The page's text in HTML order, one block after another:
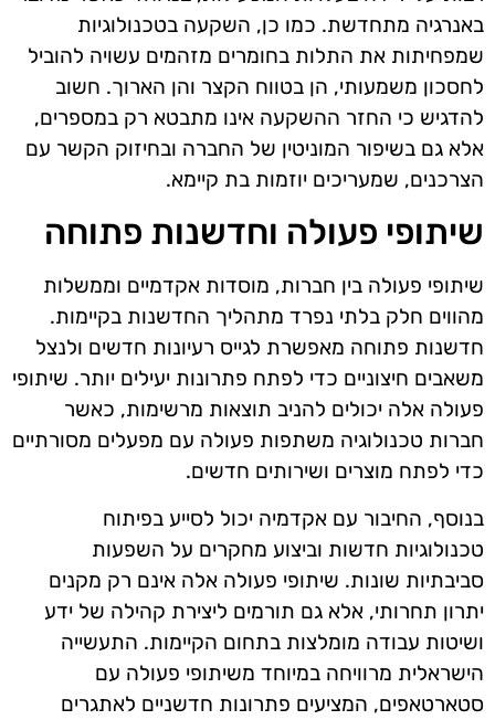
באנרגיה מתחדשת. כמו כן, השקעה בטכנולוגיות
שמפחיתות את התלות בחומרים מזהמים עשויה להוביל
לחסכון משמעותי, הן בטווח הקצר והן הארוך. חשוב
להדגיש כי החזר ההשקעה אינו מתבטא רק במספרים,
אלא גם בשיפור המוניטין של החברה ובחיזוק הקשר עם
הצרכנים, שמעריכים יוזמות בת קיימא.
שיתופי פעולה וחדשנות פתוחה
שיתופי פעולה בין חברות, מוסדות אקדמיים וממשלות
מהווים חלק בלתי נפרד מתהליך החדשנות בקיימות.
חדשנות פתוחה מאפשרת לגייס רעיונות חדשים ולנצל
משאבים חיצוניים כדי לפתח פתרונות יעילים יותר. שיתופי
פעולה אלה יכולים להניב תוצאות מרשימות, כאשר
חברות טכנולוגיה משתפות פעולה עם מפעלים מסורתיים
כדי לפתח מוצרים ושירותים חדשים.
בנוסף, החיבור עם אקדמיה יכול לסייע בפיתוח
טכנולוגיות חדשות וביצוע מחקרים על השפעות
סביבתיות שונות. שיתופי פעולה אלה אינם רק מקנים
יתרון תחרותי, אלא גם תורמים ליצירת קהילה של ידע
ושיטות עבודה מומלצות בתחום הקיימות. התעשייה
הישראלית מרוויחה במיוחד משיתופי פעולה עם
סטארטאפים, המציעים פתרונות חדשניים לאתגרים